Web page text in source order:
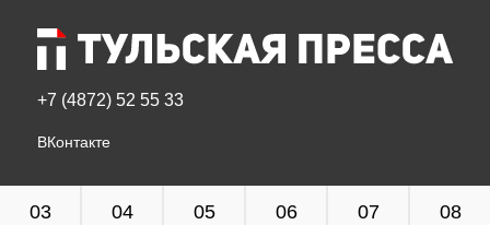
+7 (4872) 52 55 33
ВКонтакте
03 04 05 06 07 08